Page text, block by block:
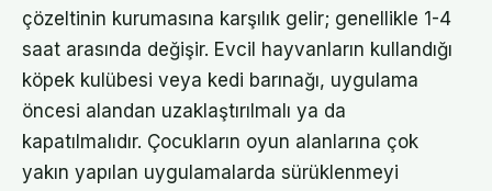
çözeltinin kurumasına karşılık gelir; genellikle 1-4
saat arasında değişir. Evcil hayvanların kullandığı
köpek kulübesi veya kedi barınağı, uygulama
öncesi alandan uzaklaştırılmalı ya da
kapatılmalıdır. Çocukların oyun alanlarına çok
yakın yapılan uygulamalarda sürüklenmeyi